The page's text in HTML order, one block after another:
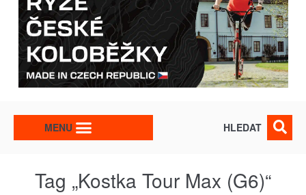
Tag „Kostka Tour Max (G6)“